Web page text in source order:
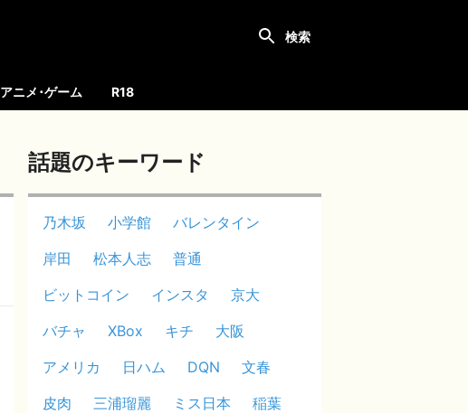
アニメ･ゲーム R18
話題のキーワード
乃木坂 小学館
バレンタイン
岸田
松本人志
普通
ビットコイン
インスタ
京大
バチャ
XBox キチ
大阪
アメリカ
日ハム DQN
文春
皮肉
三浦瑠麗 ミス日本
稲葉